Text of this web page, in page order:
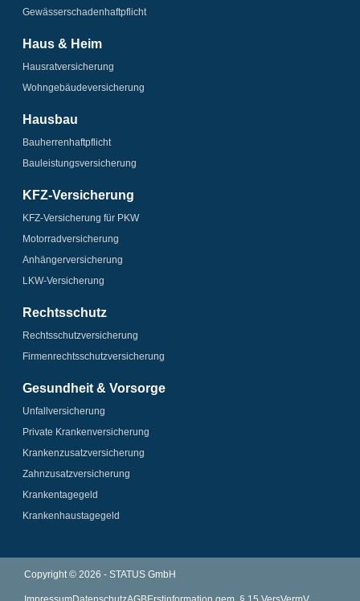
Gewässerschaden­­haftpflicht
Haus & Heim
Hausrat­versicherung
Wohngebäude­­versicherung
Hausbau
Bauherrenhaftpflicht
Bauleistungs­­versicherung
KFZ-Versicherung
KFZ-Versicherung für PKW
Motorrad­versicherung
Anhänger­­versicherung
LKW-Versicherung
Rechtsschutz
Rechtsschutz­versicherung
Firmenrechtsschutz­versicherung
Gesundheit & Vorsorge
Unfallversicherung
Private Krankenversicherung
Krankenzusatz­­versicherung
Zahnzusatz­versicherung
Krankentagegeld
Krankenhaus­tagegeld
Copyright © 2026 - STATUS GmbH